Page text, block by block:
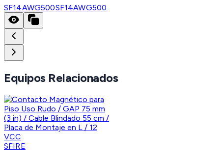
SF14AWG500SF14AWG500
Equipos Relacionados
SFIRE